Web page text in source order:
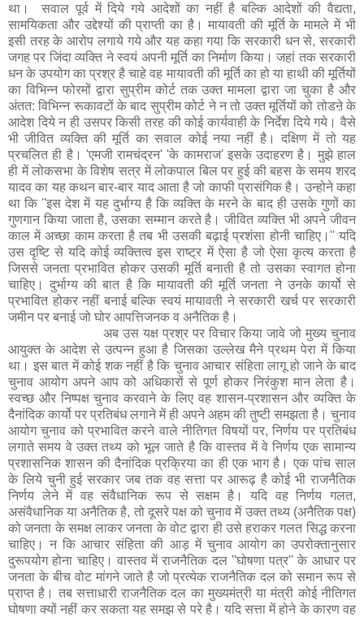
था। सवाल पूर्व में दिये गये आदेशों का नहीं है बल्कि आदेशों की वैद्यता,
सामयिकता और उद्देश्यों की प्राप्ती का है। मायावती की मूर्ति के मामले में भी
इसी तरह के आरोप लगाये गये और यह कहा गया कि सरकारी धन से, सरकारी
जगह पर जिंदा व्यक्ति ने स्वयं अपनी मूर्ति का निर्माण किया। जहां तक सरकारी
धन के उपयोग का प्रश्र है चाहे वह मायावती की मूर्ति का हो या हाथी की मूर्तियों
का विभिन्न फोरमों द्वारा सुप्रीम कोर्ट तक उक्त मामला द्वारा जा चुका है और
अंतत: विभिन्न रूकावटों के बाद सुप्रीम कोर्ट ने न तो उक्त मूर्तियों को तोडऩे के
आदेश दिये न ही उसपर किसी तरह की कोई कार्यवाही के निर्देश दिये गये। वैसे
भी जीवित व्यक्ति की मूर्ति का सवाल कोई नया नहीं है। दक्षिण में तो यह
प्रचलित ही है। 'एमजी रामचंद्रन' 'के कामराज' इसके उदाहरण है। मुझे हाल
ही में लोकसभा के विशेष सत्र में लोकपाल बिल पर हुई की बहस के समय शरद
यादव का यह कथन बार-बार याद आता है जो काफी प्रासंगिक है। उन्होने कहा
था कि ''इस देश में यह दुर्भाग्य है कि व्यक्ति के मरने के बाद ही उसके गुणों का
गुणगान किया जाता है, उसका सम्मान करते है। जीवित व्यक्ति भी अपने जीवन
काल में अच्छा काम करता है तब भी उसकी बढ़ाई प्रशंसा होनी चाहिए।'' यदि
उस दृष्टि से यदि कोई व्यक्तित्व इस राष्ट्र में ऐसा है जो ऐसा कृत्य करता है
जिससे जनता प्रभावित होकर उसकी मूर्ति बनाती है तो उसका स्वागत होना
चाहिए। दुर्भाग्य की बात है कि मायावती की मूर्ति जनता ने उनके कार्यो से
प्रभावित होकर नहीं बनाई बल्कि स्वयं मायावती ने सरकारी खर्च पर सरकारी
जमीन पर बनाई जो घोर आपत्तिजनक व अनैतिक है।
अब उस यक्ष प्रश्र पर विचार किया जावे जो मुख्य चुनाव
आयुक्त के आदेश से उत्पन्न हुआ है जिसका उल्लेख मैने प्रथम पेरा में किया
था। इस बात में कोई शक नहीं है कि चुनाव आचार संहिता लागू हो जाने के बाद
चुनाव आयोग अपने आप को अधिकारों से पूर्ण होकर निरंकुश मान लेता है।
स्वच्छ और निष्पक्ष चुनाव करवाने के लिए वह शासन-प्रशासन और व्यक्ति के
दैनांदिक कार्यो पर प्रतिबंध लगाने में ही अपने अहम की तुष्टी समझता है। चुनाव
आयोग चुनाव को प्रभावित करने वाले नीतिगत विषयों पर, निर्णय पर प्रतिबंध
लगाते समय वे उक्त तथ्य को भूल जाते है कि वास्तव में वे निर्णय एक सामान्य
प्रशासनिक शासन की दैनांदिक प्रक्रिया का ही एक भाग है। एक पांच साल
के लिये चुनी हुई सरकार जब तक वह सत्ता पर आरूढ़ है कोई भी राजनैतिक
निर्णय लेने में वह संवैधानिक रूप से सक्षम है। यदि वह निर्णय गलत,
असंवैधानिक या अनैतिक है, तो दूसरे पक्ष को चुनाव में उक्त तथ्य (अनैतिक पक्ष)
को जनता के समक्ष लाकर जनता के वोट द्वारा ही उसे हराकर गलत सिद्ध करना
चाहिए। न कि आचार संहिता की आड़ में चुनाव आयोग का उपरोक्तानुसार
दुरूपयोग होना चाहिए। वास्तव में राजनैतिक दल ''घोषणा पत्र'' के आधार पर
जनता के बीच वोट मांगने जाते है जो प्रत्येक राजनैतिक दल को समान रूप से
प्राप्त है। तब सत्ताधारी राजनैतिक दल का मुख्यमंत्री या मंत्री कोई नीतिगत
घोषणा क्यों नहीं कर सकता यह समझ से परे है। यदि सत्ता में होने के कारण वह